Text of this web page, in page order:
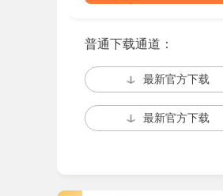
Ctrl+数字键1 – 一击破
Ctrl+数字键2 – 破防倍
Ctrl+数字键3 – 超级伤
Ctrl+数字键4 – 伤害倍
普通下载通道：
最新官方下载
最新官方下载